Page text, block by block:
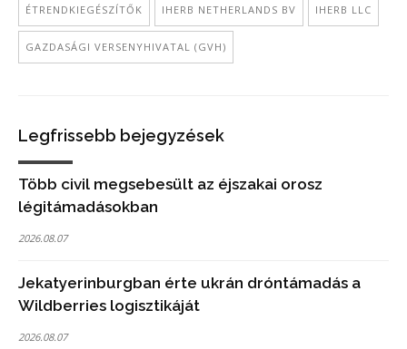
ÉTRENDKIEGÉSZÍTŐK IHERB NETHERLANDS BV IHERB LLC
GAZDASÁGI VERSENYHIVATAL (GVH)
Legfrissebb bejegyzések
Több civil megsebesült az éjszakai orosz
légitámadásokban
2026.08.07
Jekatyerinburgban érte ukrán dróntámadás a
Wildberries logisztikáját
2026.08.07